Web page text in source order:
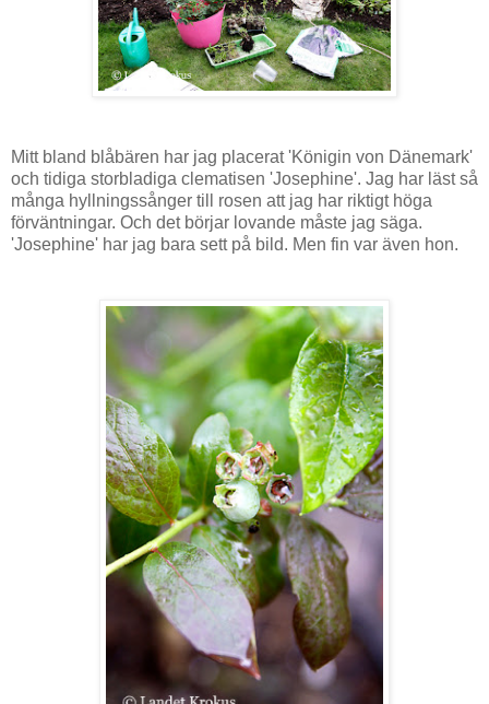
Mitt bland blåbären har jag placerat 'Königin von Dänemark'
och tidiga storbladiga clematisen 'Josephine'. Jag har läst så
många hyllningssånger till rosen att jag har riktigt höga
förväntningar. Och det börjar lovande måste jag säga.
'Josephine' har jag bara sett på bild. Men fin var även hon.